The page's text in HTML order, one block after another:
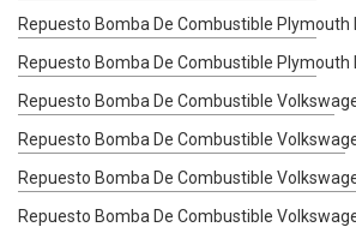
Repuesto Bomba De Combustible Plymouth
Repuesto Bomba De Combustible Plymouth
Repuesto Bomba De Combustible
Repuesto Bomba De Combustible
Repuesto Bomba De Combustible
Repuesto Bomba De Combustible